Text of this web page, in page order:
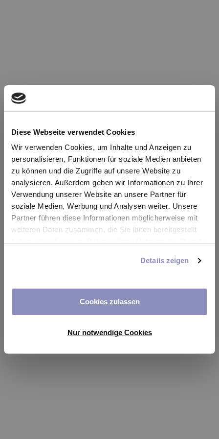
Diese Webseite verwendet Cookies
Wir verwenden Cookies, um Inhalte und Anzeigen zu
personalisieren, Funktionen für soziale Medien anbieten
zu können und die Zugriffe auf unsere Website zu
analysieren. Außerdem geben wir Informationen zu Ihrer
Verwendung unserer Website an unsere Partner für
soziale Medien, Werbung und Analysen weiter. Unsere
Partner führen diese Informationen möglicherweise mit
weiteren Daten zusammen, die Sie ihnen bereitgestellt
anpassen oder widerrufen. Weitere Details hierzu finden
Details zeigen
Cookies zulassen
Nur notwendige Cookies
Oops!
Something went wrong. Please try refreshing the
app
Refresh